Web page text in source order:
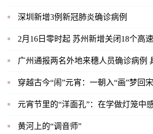
深圳新增3例新冠肺炎确诊病例
2月16日零时起 苏州新增关闭18个高
广州通报两名外地来穗人员确诊病例
穿越古今“闹”元宵：一朝入“画”梦回
元宵节里的“洋面孔”：在学做灯笼中
黄河上的“调音师”